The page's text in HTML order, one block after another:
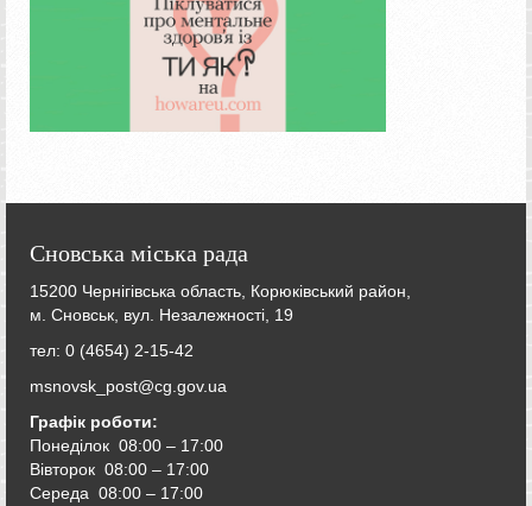
Сновська міська рада
15200 Чернігівська область, Корюківський район,
м. Сновськ, вул. Незалежності, 19
тел: 0 (4654) 2-15-42
msnovsk_post@cg.gov.ua
Графік роботи:
Понеділок 08:00 – 17:00
Вівторок 08:00 – 17:00
Середа 08:00 – 17:00